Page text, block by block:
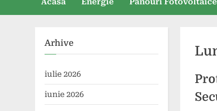
Arhive
iulie 2026
iunie 2026